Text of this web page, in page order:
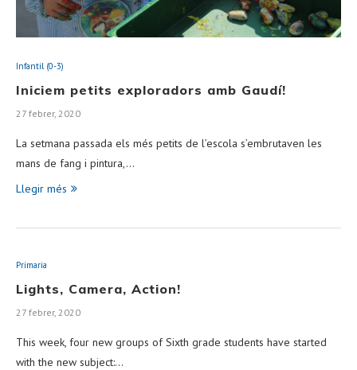
Infantil (0-3)
Iniciem petits exploradors amb Gaudí!
27 febrer, 2020
La setmana passada els més petits de l’escola s’embrutaven les
mans de fang i pintura,…
Llegir més
Primaria
Lights, Camera, Action!
27 febrer, 2020
This week, four new groups of Sixth grade students have started
with the new subject:…